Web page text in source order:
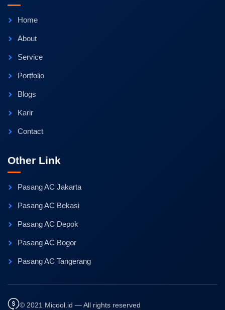
Home
About
Service
Portfolio
Blogs
Karir
Contact
Other Link
Pasang AC Jakarta
Pasang AC Bekasi
Pasang AC Depok
Pasang AC Bogor
Pasang AC Tangerang
© 2021 Micool.id — All rights reserved